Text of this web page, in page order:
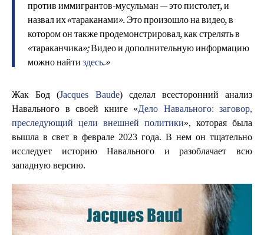
против иммигрантов-мусульман — это пистолет, и
назвал их «тараканами». Это произошло на видео, в
котором он также продемонстрировал, как стрелять в
«тараканчика»; Видео и дополнительную информацию
можно найтиздесь.»
Жак Бод (Jacques Baude) сделал всесторонний анализ
Навального в своей книге «Дело Навального: заговор,
преследующий цели внешней политики», которая была
вышла в свет в феврале 2023 года. В нем он тщательно
исследует историю Навального и разоблачает всю
западную версию.